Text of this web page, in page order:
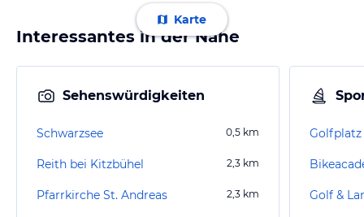
Karte
Interessantes in der Nähe
Sehenswürdigkeiten
Schwarzsee 0,5 km
Reith bei Kitzbühel 2,3 km
Pfarrkirche St. Andreas 2,3 km Golf &